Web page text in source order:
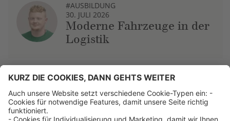
#AUSBILDUNG
30. JULI 2026
Moderne Fahrzeuge in der
Logistik